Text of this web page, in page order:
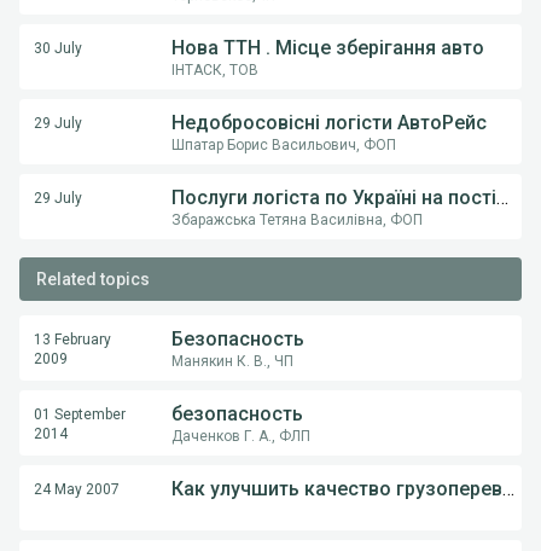
30 July Нова ТТН . Місце зберігання авто
ІНТАСК, ТОВ
29 July Недобросовісні логісти АвтоРейс
Шпатар Борис Васильович, ФОП
29 July Послуги логіста по Україні на постійній основі .
Збаражська Тетяна Василівна, ФОП
Related topics
13 February
2009
Безопасность
Манякин К. В., ЧП
01 September
2014
безопасность
Даченков Г. А., ФЛП
24 May 2007 Как улучшить качество грузоперевозок